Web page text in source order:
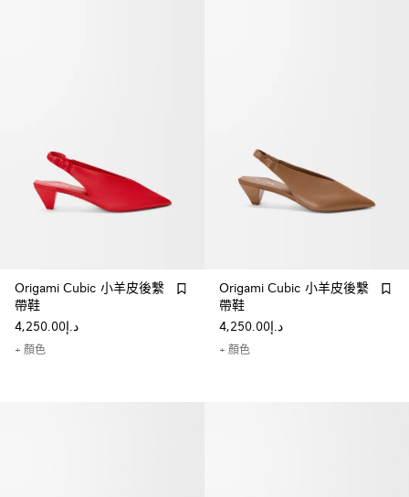
Origami Cubic 小羊皮後繫
帶鞋
د.إ4,250.00
+ 顏色
Origami Cubic 小羊皮後繫
帶鞋
د.إ4,250.00
+ 顏色